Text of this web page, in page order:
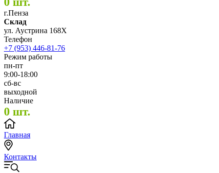
г.Пенза
Склад
ул. Аустрина 168Х
Телефон
+7 (953) 446-81-76
Режим работы
пн-пт
9:00-18:00
сб-вс
выходной
Наличие
0 шт.
Главная
Контакты